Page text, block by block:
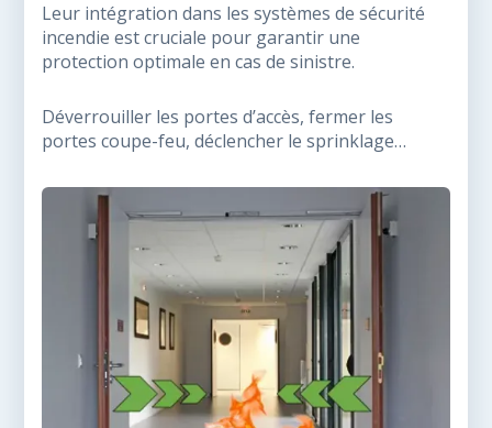
Leur intégration dans les systèmes de sécurité
incendie est cruciale pour garantir une
protection optimale en cas de sinistre.
Déverrouiller les portes d’accès, fermer les
portes coupe-feu, déclencher le sprinklage…